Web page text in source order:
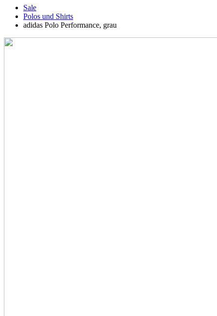
Sale
Polos und Shirts
adidas Polo Performance, grau